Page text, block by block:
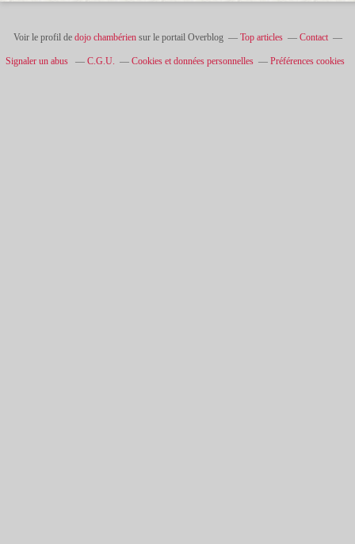
Voir le profil de dojo chambériensur le portail Overblog Top articles Contact
Signaler un abus C.G.U. Cookies et données personnelles Préférences cookies